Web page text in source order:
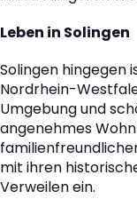
Leben in Solingen
Solingen hingegen
Nordrhein-
Umgebung und
angenehmes
mit ihren
Verweilen ein.